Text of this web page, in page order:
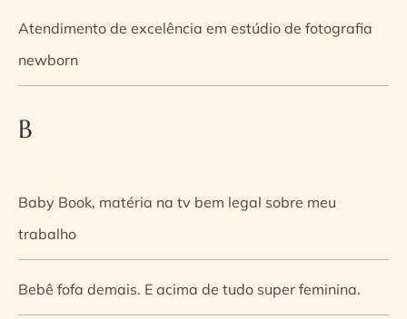
Atendimento de excelência em estúdio de fotografia
newborn
B
Baby Book, matéria na tv bem legal sobre meu
trabalho
Bebê fofa demais. E acima de tudo super feminina.